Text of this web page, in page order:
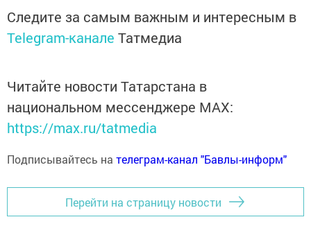
Следите за самым важным и интересным в
Telegram-канале Татмедиа
Читайте новости Татарстана в
национальном мессенджере MАХ:
https://max.ru/tatmedia
Подписывайтесь на телеграм-канал "Бавлы-информ"
Перейти на страницу новости